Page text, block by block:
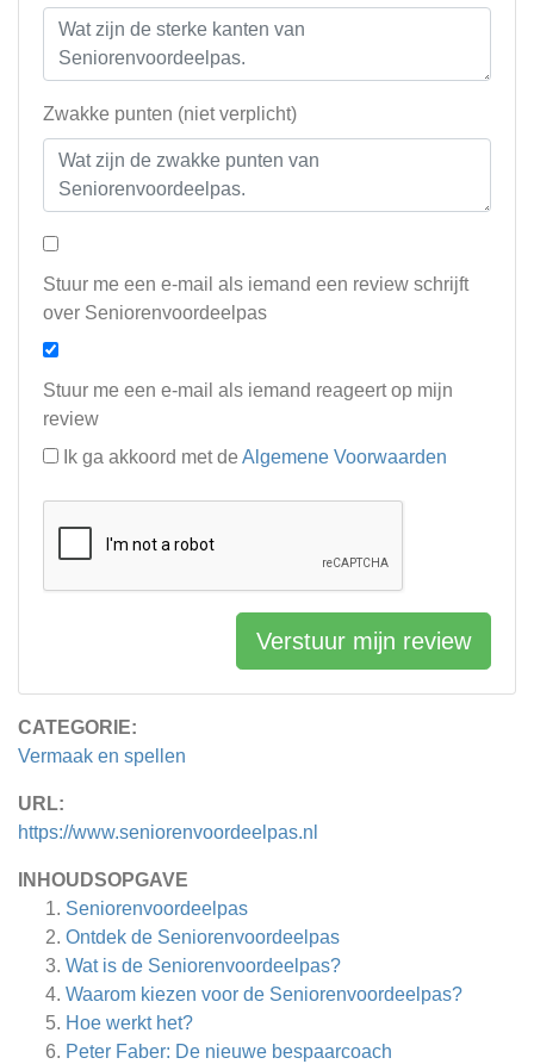
CATEGORIE:
Vermaak en spellen
URL:
https://www.seniorenvoordeelpas.nl
INHOUDSOPGAVE
Seniorenvoordeelpas
Ontdek de Seniorenvoordeelpas
Wat is de Seniorenvoordeelpas?
Waarom kiezen voor de Seniorenvoordeelpas?
Hoe werkt het?
Peter Faber: De nieuwe bespaarcoach
Zwakke punten (niet verplicht)
Stuur me een e-mail als iemand een review schrijft
over Seniorenvoordeelpas
Stuur me een e-mail als iemand reageert op mijn
review
Ik ga akkoord met de Algemene Voorwaarden
Verstuur mijn review